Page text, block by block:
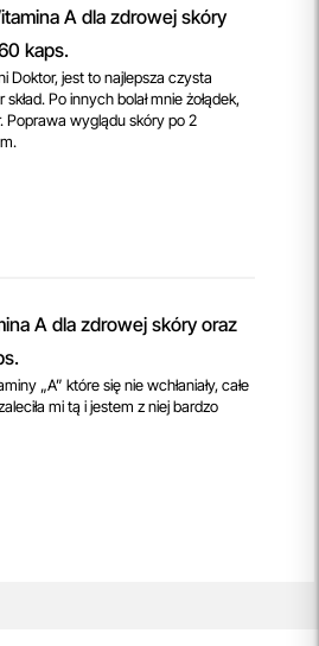
A dla zdrowej skóry
kaps.
Doktor, jest to najlepsza czysta
Po innych bolał mnie żołądek,
Poprawa wyglądu skóry po 2
A dla zdrowej skóry oraz
„A” które się nie wchłaniały, całe
mi tą i jestem z niej bardzo